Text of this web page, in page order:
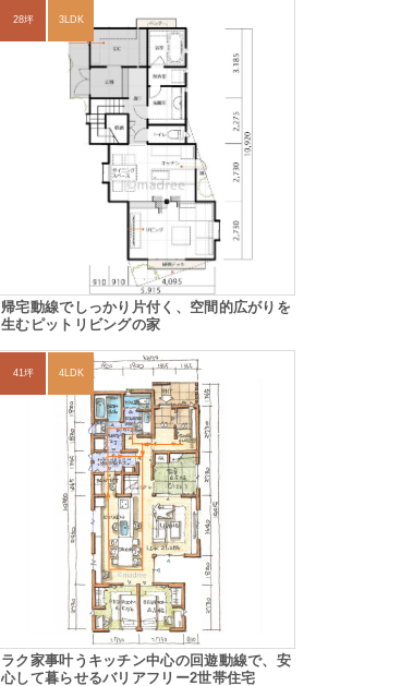
28坪 3LDK
帰宅動線でしっかり片付く、空間的広がりを
生むピットリビングの家
41坪 4LDK
ラク家事叶うキッチン中心の回遊動線で、安
心して暮らせるバリアフリー2世帯住宅